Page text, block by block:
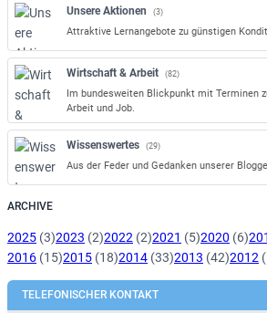
Unsere Aktionen (3)
Attraktive Lernangebote zu günstigen
Wirtschaft & Arbeit (82)
Im bundesweiten Blickpunkt mit Terminen
Arbeit und Job.
Wissenswertes (29)
Aus der Feder und Gedanken unserer
ARCHIVE
2025 (3)2023 (2)2022 (2)2021 (5)2020 (6)
2016 (15)2015 (18)2014 (33)2013 (42)2012
TELEFONISCHER KONTAKT